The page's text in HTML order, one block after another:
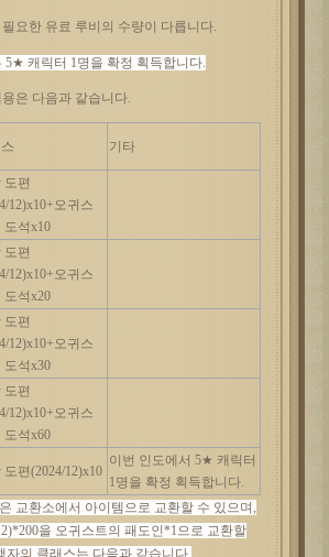
필요한 유료 루비의 수량이 다릅니다.
5★ 캐릭터 1명을 확정 획득합니다.
용은 다음과 같습니다.
기타
도편
12)x10+오귀스
도석x10
도편
12)x10+오귀스
도석x20
도편
12)x10+오귀스
도석x30
도편
12)x10+오귀스
도석x60
도편(2024/12)x10
이번 인도에서 5★ 캐릭터
1명을 확정 획득합니다.
교환소에서 아이템으로 교환할 수 있으며
을 오귀스트의 패도인*1으로 교환할
자의 클래스는 다음과 같습니다.